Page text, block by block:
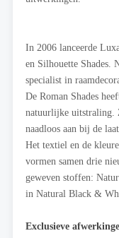
In 2006 lanceerde
en Silhouette Shades.
specialist in
De Roman Shades
natuurlijke uitstraling.
naadloos aan bij de
Het textiel en de
vormen samen drie
geweven stoffen:
in Natural Black &
Exclusieve